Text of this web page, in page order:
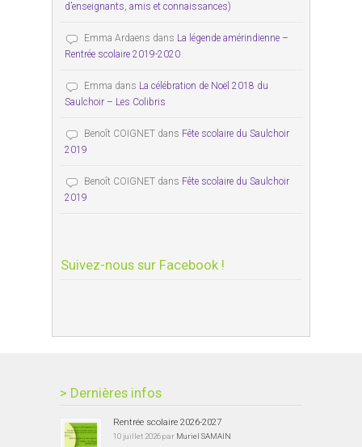
d’enseignants, amis et connaissances)
Emma Ardaens dans La légende amérindienne –
Rentrée scolaire 2019-2020
Emma dans La célébration de Noël 2018 du
Saulchoir – Les Colibris
Benoît COIGNET dans Fête scolaire du Saulchoir
2019
Benoît COIGNET dans Fête scolaire du Saulchoir
2019
Suivez-nous sur Facebook !
> Dernières infos
Rentrée scolaire 2026-2027
10 juillet 2026 par Muriel SAMAIN